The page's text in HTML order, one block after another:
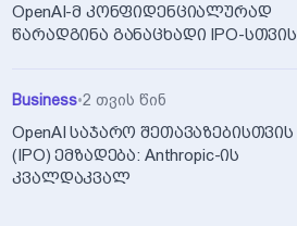
OpenAI-მ კონფიდენციალურად
წარადგინა განაცხადი IPO-სთვის
Business•2 თვის წინ
OpenAI საჯარო შეთავაზებისთვის
(IPO) ემზადება: Anthropic-ის
კვალდაკვალ